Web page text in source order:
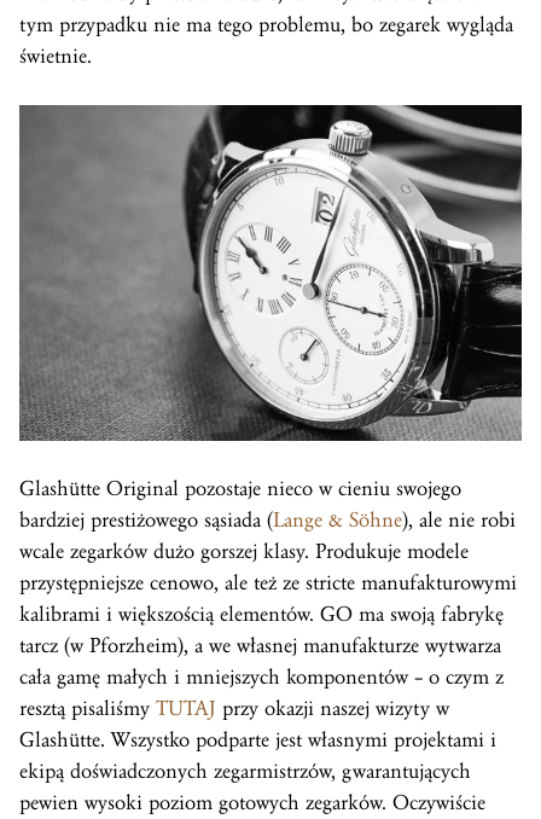
tym przypadku nie ma tego problemu, bo zegarek wygląda
świetnie.
Glashütte Original pozostaje nieco w cieniu swojego
bardziej prestiżowego sąsiada (Lange & Söhne), ale nie robi
wcale zegarków dużo gorszej klasy. Produkuje modele
przystępniejsze cenowo, ale też ze stricte manufakturowymi
kalibrami i większością elementów. GO ma swoją fabrykę
tarcz (w Pforzheim), a we własnej manufakturze wytwarza
cała gamę małych i mniejszych komponentów – o czym z
resztą pisaliśmy TUTAJ przy okazji naszej wizyty w
Glashütte. Wszystko podparte jest własnymi projektami i
ekipą doświadczonych zegarmistrzów, gwarantujących
pewien wysoki poziom gotowych zegarków. Oczywiście